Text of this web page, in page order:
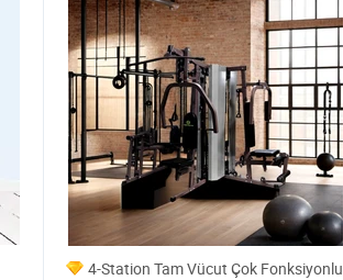
4-Station Tam Vücut Çok Fonksiyonlu